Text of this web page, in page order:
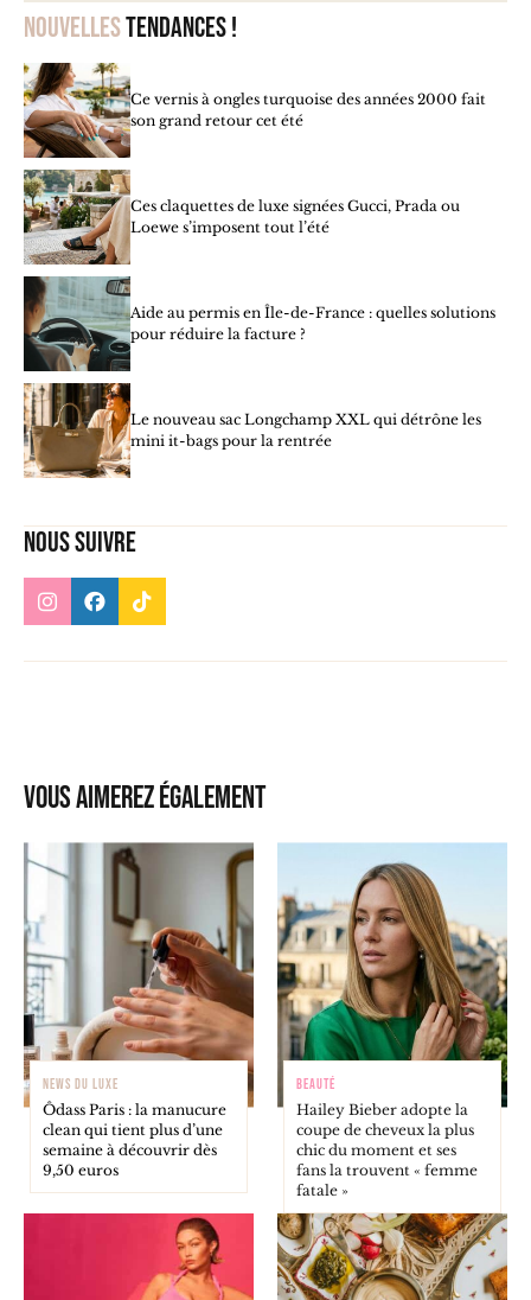
Nouvellestendances !
Ce vernis à ongles turquoise des années 2000 fait
son grand retour cet été
Ces claquettes de luxe signées Gucci, Prada ou
Loewe s’imposent tout l’été
Aide au permis en Île-de-France : quelles solutions
pour réduire la facture ?
Le nouveau sac Longchamp XXL qui détrône les
mini it-bags pour la rentrée
Nous suivre
Vous aimerez également
NEWS DU LUXE
Ôdass Paris : la manucure
clean qui tient plus d’une
semaine à découvrir dès
9,50 euros
BEAUTÉ
Hailey Bieber adopte la
coupe de cheveux la plus
chic du moment et ses
fans la trouvent « femme
fatale »